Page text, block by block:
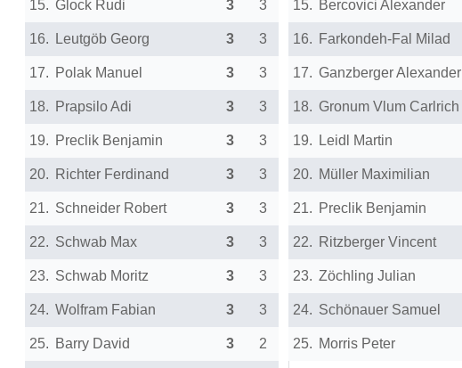
15. Glock Rudi 3 3
16. Leutgöb Georg 3 3
17. Polak Manuel 3 3
18. Prapsilo Adi 3 3
19. Preclik Benjamin 3 3
20. Richter Ferdinand 3 3
21. Schneider Robert 3 3
22. Schwab Max 3 3
23. Schwab Moritz 3 3
24. Wolfram Fabian 3 3
25. Barry David 3 2
15. Bercovici Alexander
16. Farkondeh-Fal Milad
17. Ganzberger Alexander
18. Gronum Vlum Carlrich
19. Leidl Martin
20. Müller Maximilian
21. Preclik Benjamin
22. Ritzberger Vincent
23. Zöchling Julian
24. Schönauer Samuel
25. Morris Peter